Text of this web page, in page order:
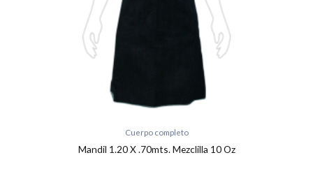
Cuerpo completo
Mandil 1.20 X .70mts. Mezclilla 10 Oz